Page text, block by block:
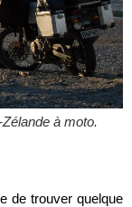
à moto.
de trouver quelque